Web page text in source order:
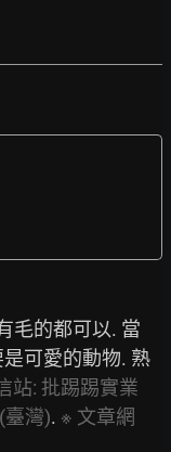
毛的都可以. 當
可愛的動物. 熟
站: 批踢踢實業
(臺灣). ※ 文章網